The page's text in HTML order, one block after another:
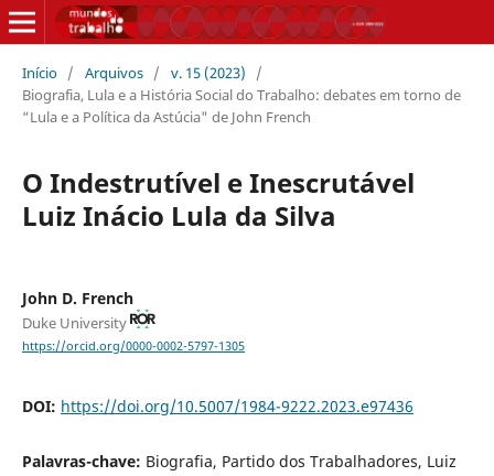
Início / Arquivos / v. 15 (2023)
/
Biografia, Lula e a História Social do Trabalho: debates em torno de
“Lula e a Política da Astúcia" de John French
O Indestrutível e Inescrutável
Luiz Inácio Lula da Silva
John D. French
Duke University
https://orcid.org/0000-0002-5797-1305
DOI: https://doi.org/10.5007/1984-9222.2023.e97436
Palavras-chave: Biografia, Partido dos Trabalhadores, Luiz